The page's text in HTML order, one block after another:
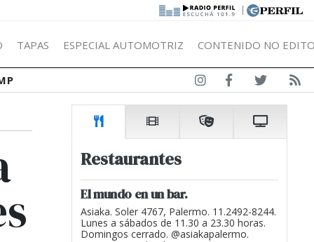
|
TAPAS ESPECIAL AUTOMOTRIZ CONTENIDO NO
Restaurantes
El mundo en un bar.
Asiaka. Soler 4767, Palermo. 11.2492-8244.
Lunes a sábados de 11.30 a 23.30 horas.
Domingos cerrado. @asiakapalermo.